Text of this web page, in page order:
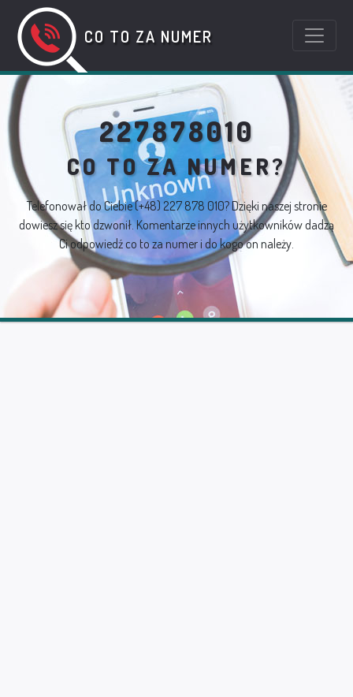
CO TO ZA NUMER
227878010
CO TO ZA NUMER?
Telefonował do Ciebie(+48) 227 878 010? Dzięki naszej stronie
dowiesz się kto dzwonił. Komentarze innych użytkowników dadzą
Ci odpowiedź co to za numer i do kogo on należy.